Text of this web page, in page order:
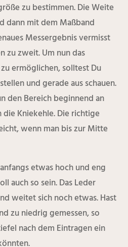
zu bestimmen. Die Weite
dann mit dem Maßband
Messergebnis vermisst
zu zweit. Um nun das
ermöglichen, solltest Du
und gerade aus schauen.
den Bereich beginnend an
Kniekehle. Die richtige
wenn man bis zur Mitte
etwas hoch und eng
auch so sein. Das Leder
weitet sich noch etwas. Hast
zu niedrig gemessen, so
nach dem Eintragen ein